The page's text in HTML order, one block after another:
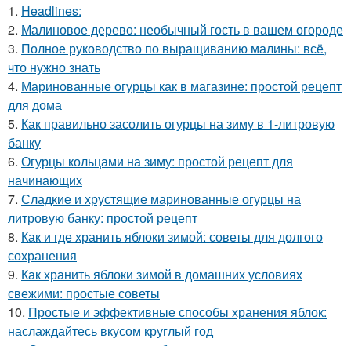
1. Headlines:
2. Малиновое дерево: необычный гость в вашем огороде
3. Полное руководство по выращиванию малины: всё,
что нужно знать
4. Маринованные огурцы как в магазине: простой рецепт
для дома
5. Как правильно засолить огурцы на зиму в 1-литровую
банку
6. Огурцы кольцами на зиму: простой рецепт для
начинающих
7. Сладкие и хрустящие маринованные огурцы на
литровую банку: простой рецепт
8. Как и где хранить яблоки зимой: советы для долгого
сохранения
9. Как хранить яблоки зимой в домашних условиях
свежими: простые советы
10. Простые и эффективные способы хранения яблок:
наслаждайтесь вкусом круглый год